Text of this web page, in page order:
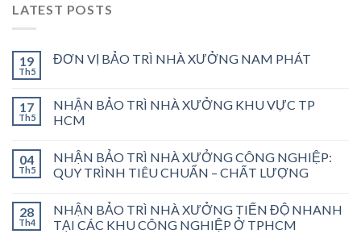
LATEST POSTS
19
Th5
ĐƠN VỊ BẢO TRÌ NHÀ XƯỞNG NAM PHÁT
17
Th5
NHẬN BẢO TRÌ NHÀ XƯỞNG KHU VỰC TP
HCM
04
Th5
NHẬN BẢO TRÌ NHÀ XƯỞNG CÔNG NGHIỆP:
QUY TRÌNH TIÊU CHUẨN – CHẤT LƯỢNG
28
Th4
NHẬN BẢO TRÌ NHÀ XƯỞNG TIẾN ĐỘ NHANH
TẠI CÁC KHU CÔNG NGHIỆP Ở TPHCM